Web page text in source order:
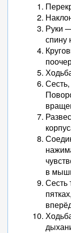
Руки
спину
в
Сесть